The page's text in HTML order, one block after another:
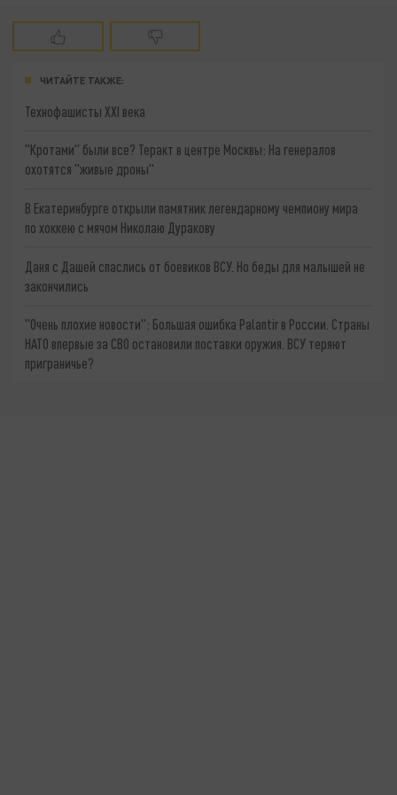
ЧИТАЙТЕ ТАКЖЕ:
Технофашисты XXI века
"Кротами" были все? Теракт в центре Москвы: На генералов
охотятся "живые дроны"
В Екатеринбурге открыли памятник легендарному чемпиону мира
по хоккею с мячом Николаю Дуракову
Даня с Дашей спаслись от боевиков ВСУ. Но беды для малышей не
закончились
"Очень плохие новости": Большая ошибка Palantir в России. Страны
НАТО впервые за СВО остановили поставки оружия. ВСУ теряют
приграничье?